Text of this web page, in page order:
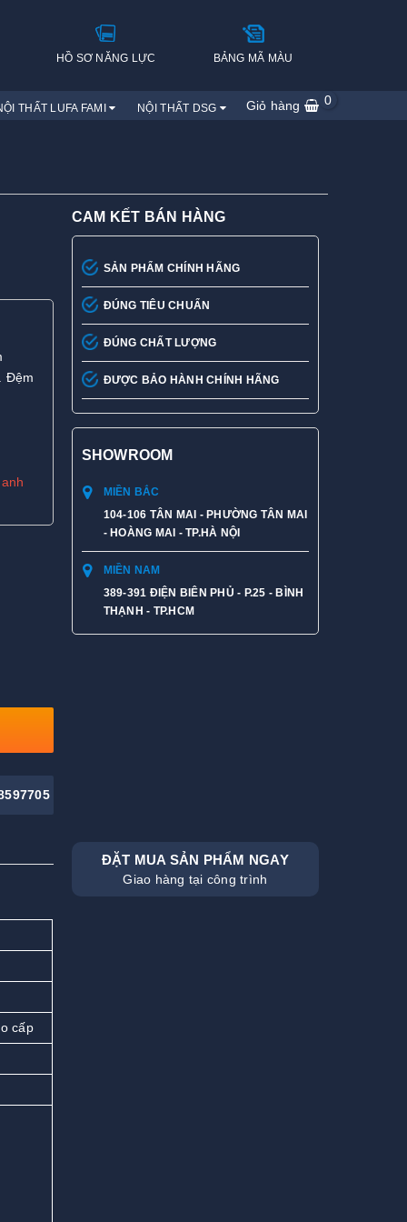
HỒ SƠ NĂNG LỰC BẢNG MÃ MÀU
THẤT LUFA FAMI NỘI THẤT DSG Giỏ hàng 0
Đệm
CAM KẾT BÁN HÀNG
SẢN PHẨM CHÍNH HÃNG
ĐÚNG TIÊU CHUẨN
ĐÚNG CHẤT LƯỢNG
ĐƯỢC BẢO HÀNH CHÍNH HÃNG
SHOWROOM
MIỀN BẮC
104-106 TÂN MAI - PHƯỜNG TÂN MAI
- HOÀNG MAI - TP.HÀ NỘI
MIỀN NAM
389-391 ĐIỆN BIÊN PHỦ - P.25 - BÌNH
THẠNH - TP.HCM
cấp
ĐẶT MUA SẢN PHẨM NGAY
Giao hàng tại công trình